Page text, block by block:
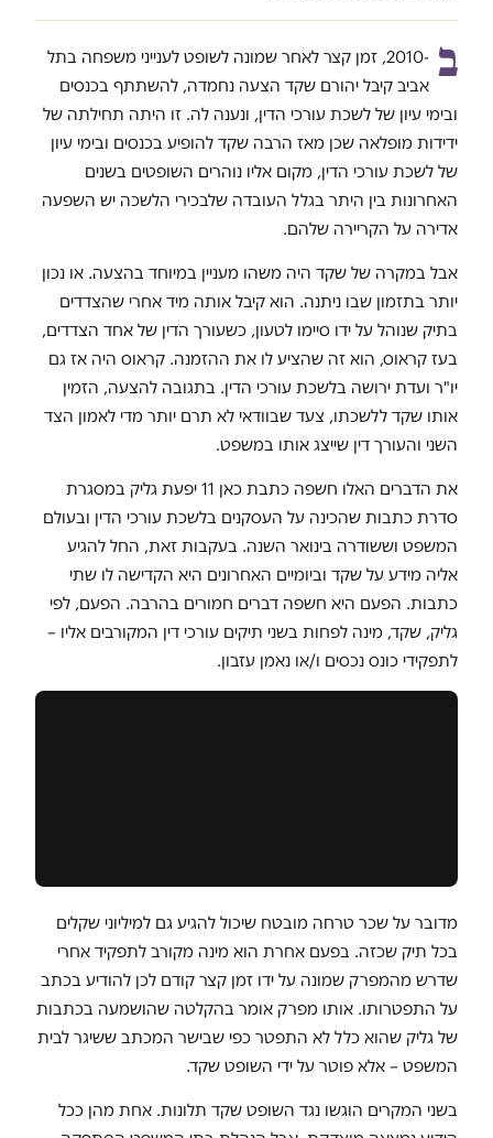
ב
-2010, זמן קצר לאחר שמונה לשופט לענייני משפחה בתל
אביב קיבל יהורם שקד הצעה נחמדה, להשתתף בכנסים
ובימי עיון של לשכת עורכי הדין, ונענה לה. זו היתה תחילתה של
ידידות מופלאה שכן מאז הרבה שקד להופיע בכנסים ובימי עיון
של לשכת עורכי הדין, מקום אליו נוהרים השופטים בשנים
האחרונות בין היתר בגלל העובדה שלבכירי הלשכה יש השפעה
אדירה על הקריירה שלהם.
אבל במקרה של שקד היה משהו מעניין במיוחד בהצעה. או נכון
יותר בתזמון שבו ניתנה. הוא קיבל אותה מיד אחרי שהצדדים
בתיק שנוהל על ידו סיימו לטעון, כשעורך הדין של אחד הצדדים,
בעז קראוס, הוא זה שהציע לו את ההזמנה. קראוס היה אז גם
יו"ר ועדת ירושה בלשכת עורכי הדין. בתגובה להצעה, הזמין
אותו שקד ללשכתו, צעד שבוודאי לא תרם יותר מדי לאמון הצד
השני והעורך דין שייצג אותו במשפט.
את הדברים האלו חשפה כתבת כאן 11 יפעת גליק במסגרת
סדרת כתבות שהכינה על העסקנים בלשכת עורכי הדין ובעולם
המשפט וששודרה בינואר השנה. בעקבות זאת, החל להגיע
אליה מידע על שקד וביומיים האחרונים היא הקדישה לו שתי
כתבות. הפעם היא חשפה דברים חמורים בהרבה. הפעם, לפי
גליק, שקד, מינה לפחות בשני תיקים עורכי דין המקורבים אליו –
לתפקידי כונס נכסים ו/או נאמן עזבון.
מדובר על שכר טרחה מובטח שיכול להגיע גם למיליוני שקלים
בכל תיק שכזה. בפעם אחרת הוא מינה מקורב לתפקיד אחרי
שדרש מהמפרק שמונה על ידו זמן קצר קודם לכן להודיע בכתב
על התפטרותו. אותו מפרק אומר בהקלטה שהושמעה בכתבות
של גליק שהוא כלל לא התפטר כפי שבישר המכתב ששיגר לבית
המשפט – אלא פוטר על ידי השופט שקד.
בשני המקרים הוגשו נגד השופט שקד תלונות. אחת מהן ככל